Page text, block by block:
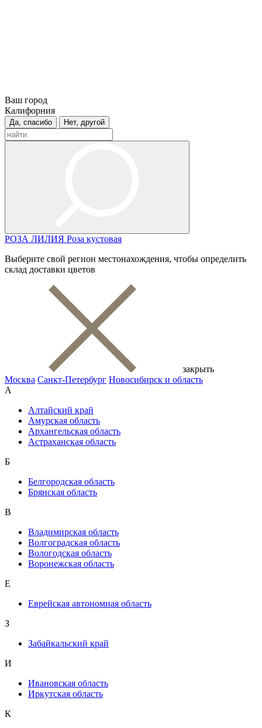
Ваш город
Калифорния
Да, спасибо Нет, другой
РОЗА ЛИЛИЯ Роза кустовая
Выберите свой регион местонахождения, чтобы определить
склад доставки цветов
закрыть
Москва Санкт-Петербург Новосибирск и область
А
Алтайский край
Амурская область
Архангельская область
Астраханская область
Б
Белгородская область
Брянская область
В
Владимирская область
Волгоградская область
Вологодская область
Воронежская область
Е
Еврейская автономная область
З
Забайкальский край
И
Ивановская область
Иркутская область
К